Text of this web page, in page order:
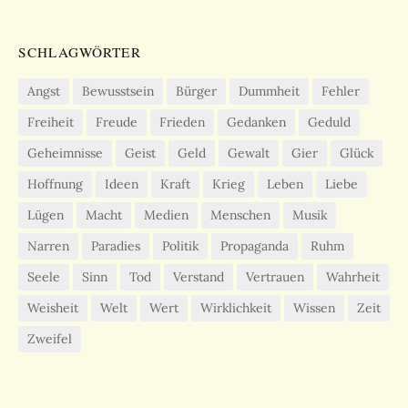
SCHLAGWÖRTER
Angst Bewusstsein Bürger Dummheit
Fehler
Freiheit
Freude Frieden Gedanken
Geduld
Geheimnisse
Geist Geld Gewalt Gier
Glück
Hoffnung
Ideen Kraft Krieg Leben
Liebe
Lügen
Macht Medien Menschen
Musik
Narren
Paradies Politik Propaganda
Ruhm
Seele
Sinn Tod Verstand Vertrauen
Wahrheit
Weisheit
Welt Wert Wirklichkeit Wissen
Zeit
Zweifel